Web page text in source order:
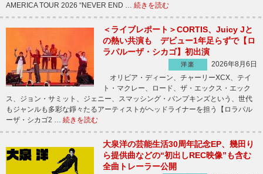
AMERICA TOUR 2026 “NEVER END … 続きを読む
＜ライブレポート＞CORTIS、Juicy Jと
の熱い共演も デビュー1年足らずで【ロ
ラパルーザ・シカゴ】初出演
洋楽
2026年8月6日
オリビア・ディーン、チャーリーXCX、テイ
ト・マクレー、ロード、ザ・エックス・エック
ス、ジョン・サミット、ジェニー、スマッシング・パンプキンズという、世代
もジャンルも多彩な錚々たるアーティストがヘッドライナーを担う【ロラパル
ーザ・シカゴ2 … 続きを読む
大泉洋の芸能生活30周年記念EP、幾田り
ら提供曲などの“初出しREC映像”も含む
全曲トレーラー公開